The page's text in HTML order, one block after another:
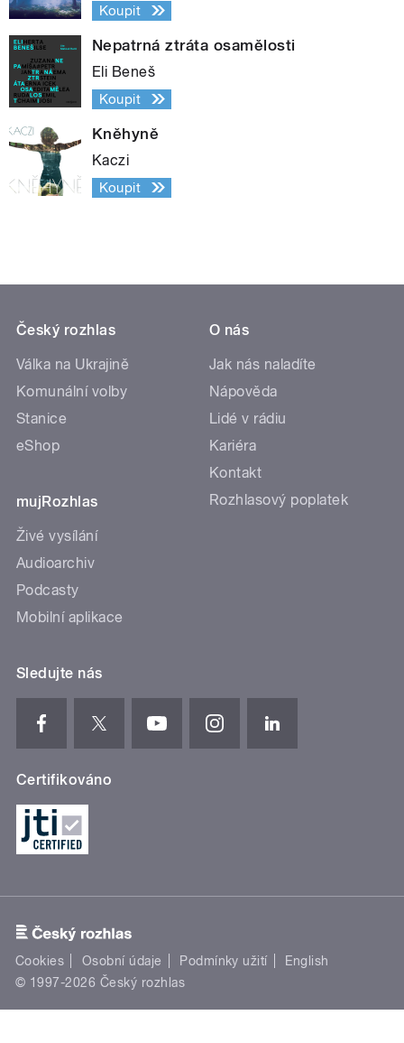
Koupit
Nepatrná ztráta osamělosti
Eli Beneš
Koupit
Kněhyně
Kaczi
Koupit
Český rozhlas
Válka na Ukrajině
Komunální volby
Stanice
eShop
mujRozhlas
Živé vysílání
Audioarchiv
Podcasty
Mobilní aplikace
O nás
Jak nás naladíte
Nápověda
Lidé v rádiu
Kariéra
Kontakt
Rozhlasový poplatek
Sledujte nás
Certifikováno
Cookies Osobní údaje Podmínky užití
English
© 1997-2026 Český rozhlas